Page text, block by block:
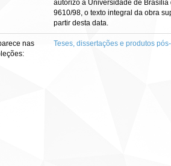
autorizo a Universidade de Brasília
9610/98, o texto integral da obra
partir desta data.
nas
Teses, dissertações e produtos